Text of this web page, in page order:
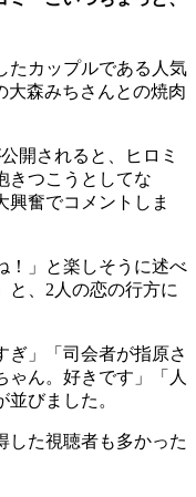
たカップルである人気
大森みちさんとの焼肉
開されると、ヒロミ
きつこうとしてな
興奮でコメントしま
！」と楽しそうに述べ
と、2人の恋の行方に
ぎ」「司会者が指原さ
ゃん。好きです」「人
びました。
した視聴者も多かった